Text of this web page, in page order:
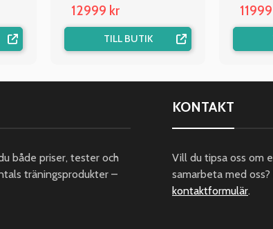
12999 kr
TILL BUTIK
både priser, tester och
träningsprodukter –
KONTAKT
Vill du tipsa oss om
samarbeta med
kontaktformulär.